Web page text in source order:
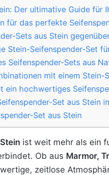
Der ultimative Guide für
für das perfekte
Sets aus Stein
Stein-Seifenspender-Set
Seifenspender-Sets aus
mit einem Stein-
ein hochwertiges
Set aus Stein
Set aus Stein
ist weit mehr als ein
Ob aus Marmor,
zeitlose